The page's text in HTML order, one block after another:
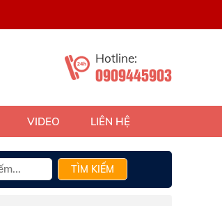
Hotline:
0909445903
VIDEO LIÊN HỆ
TÌM KIẾM